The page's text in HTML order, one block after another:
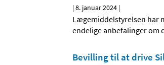
|8. januar 2024 |
Lægemiddelstyrelsen har
endelige anbefalinger om
Bevilling til at drive